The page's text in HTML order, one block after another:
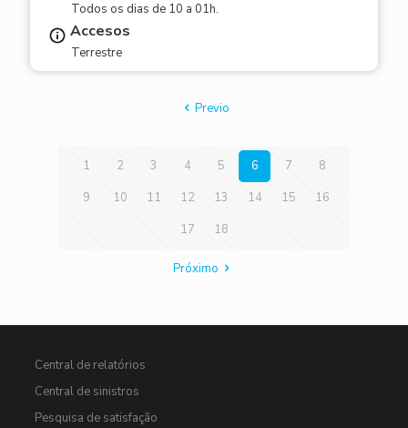
Todos os dias de 10 a 01h.
Accesos
Terrestre
Previo
1 2 3 4 5 6 7
8
9
10 11 12 13 14 15
16
17
18
Próximo
Central de relatórios
Central de sinistros
Pesquisa de satisfação